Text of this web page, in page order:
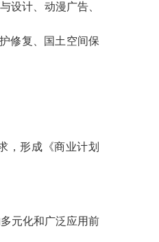
设计、动漫广告、
修复、国土空间保
，形成《商业计划
元化和广泛应用前